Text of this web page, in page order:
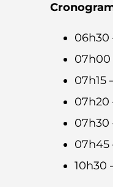
06h30
07h00
07h15
07h20
07h30
07h45
10h30